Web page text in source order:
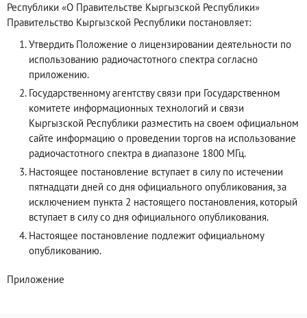
Республики «О Правительстве Кыргызской Республики»
Правительство Кыргызской Республики постановляет:
Утвердить Положение о лицензировании деятельности по
использованию радиочастотного спектра согласно
приложению.
Государственному агентству связи при Государственном
комитете информационных технологий и связи
Кыргызской Республики разместить на своем официальном
сайте информацию о проведении торгов на использование
радиочастотного спектра в диапазоне 1800 МГц.
Настоящее постановление вступает в силу по истечении
пятнадцати дней со дня официального опубликования, за
исключением пункта 2 настоящего постановления, который
вступает в силу со дня официального опубликования.
Настоящее постановление подлежит официальному
опубликованию.
Приложение